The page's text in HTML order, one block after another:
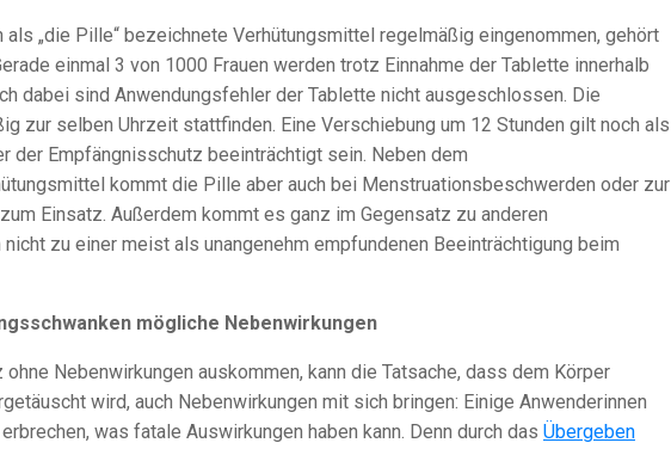
„die Pille“ bezeichnete Verhütungsmittel regelmäßig eingenommen, gehört
einmal 3 von 1000 Frauen werden trotz Einnahme der Tablette innerhalb
dabei sind Anwendungsfehler der Tablette nicht ausgeschlossen. Die
zur selben Uhrzeit stattfinden. Eine Verschiebung um 12 Stunden gilt noch als
der Empfängnisschutz beeinträchtigt sein. Neben dem
kommt die Pille aber auch bei Menstruationsbeschwerden oder zur
Einsatz. Außerdem kommt es ganz im Gegensatz zu anderen
zu einer meist als unangenehm empfundenen Beeinträchtigung beim
mögliche Nebenwirkungen
Nebenwirkungen auskommen, kann die Tatsache, dass dem Körper
wird, auch Nebenwirkungen mit sich bringen: Einige Anwenderinnen
was fatale Auswirkungen haben kann. Denn durch das Übergeben